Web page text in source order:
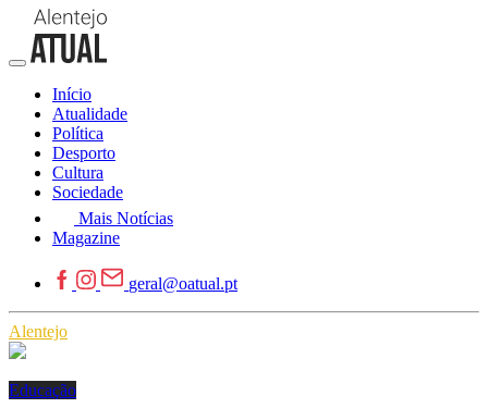
Início
Atualidade
Política
Desporto
Cultura
Sociedade
Mais Notícias
Magazine
geral@oatual.pt
Alentejo
Educação